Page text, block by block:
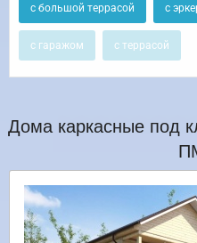
с большой террасой с
с гаражом с террасой
Дома каркасные под